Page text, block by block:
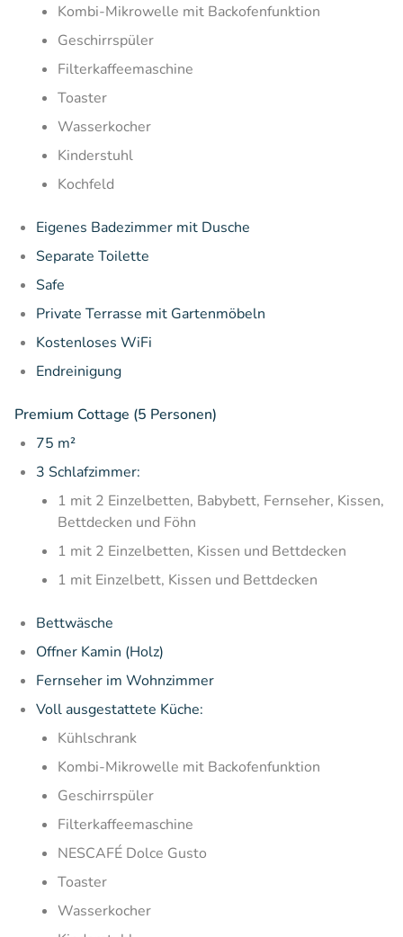
Kombi-Mikrowelle mit Backofenfunktion
Geschirrspüler
Filterkaffeemaschine
Toaster
Wasserkocher
Kinderstuhl
Kochfeld
Eigenes Badezimmer mit Dusche
Separate Toilette
Safe
Private Terrasse mit Gartenmöbeln
Kostenloses WiFi
Endreinigung
Premium Cottage (5 Personen)
75 m²
3 Schlafzimmer:
1 mit 2 Einzelbetten, Babybett, Fernseher, Kissen,
Bettdecken und Föhn
1 mit 2 Einzelbetten, Kissen und Bettdecken
1 mit Einzelbett, Kissen und Bettdecken
Bettwäsche
Offner Kamin (Holz)
Fernseher im Wohnzimmer
Voll ausgestattete Küche:
Kühlschrank
Kombi-Mikrowelle mit Backofenfunktion
Geschirrspüler
Filterkaffeemaschine
NESCAFÉ Dolce Gusto
Toaster
Wasserkocher